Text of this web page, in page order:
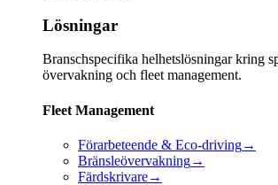
Lösningar
Branschspecifika helhetslösningar kring
övervakning och fleet management.
Fleet Management
Förarbeteende & Eco-driving→
Bränsleövervakning→
Färdskrivare→